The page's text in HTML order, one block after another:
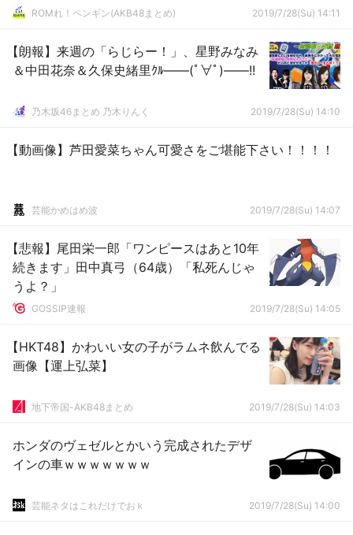
ROMれ！ペンギン(AKB48まとめ) 2019/7/28(Su) 14:11
【朗報】来週の「らじらー！」、星野みなみ
＆中田花奈＆久保史緒里ｸﾙ――(ﾟ∀ﾟ)――!!
乃木坂46まとめ 乃木りんく 2019/7/28(Su) 14:10
【動画像】芦田愛菜ちゃん可愛さをご堪能下さい！！！！
芸能かめはめ波 2019/7/28(Su) 14:07
【悲報】尾田栄一郎「ワンピースはあと10年
続きます」田中真弓（64歳）「私死んじゃ
うよ？」
GOSSIP速報 2019/7/28(Su) 14:05
【HKT48】かわいい女の子がラムネ飲んでる
画像【運上弘菜】
地下帝国-AKB48まとめ 2019/7/28(Su) 14:03
ホンダのヴェゼルとかいう完成されたデザ
インの車ｗｗｗｗｗｗｗ
芸能ネタはこれだけでおｋ 2019/7/28(Su) 14:00